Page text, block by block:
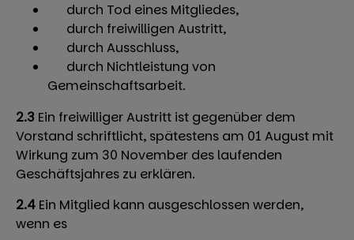
durch Tod eines Mitgliedes,
durch freiwilligen Austritt,
durch Ausschluss,
durch Nichtleistung von
Gemeinschaftsarbeit.
2.3 Ein freiwilliger Austritt ist gegenüber dem
Vorstand schriftlicht, spätestens am 01 August mit
Wirkung zum 30 November des laufenden
Geschäftsjahres zu erklären.
2.4 Ein Mitglied kann ausgeschlossen werden,
wenn es